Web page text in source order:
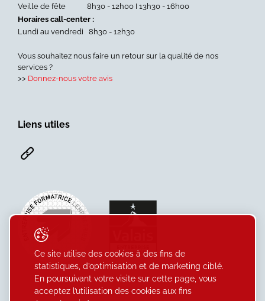
Veille de fête 8h30 - 12h00 I 13h30 - 16h00
Horaires call-center :
Lundi au vendredi 8h30 - 12h30
Vous souhaitez nous faire un retour sur la qualité de nos
services ?
>> Donnez-nous votre avis
Liens utiles
Ce site utilise des cookies à des fins de
statistiques, d’optimisation et de marketing ciblé.
En poursuivant votre visite sur cette page, vous
acceptez l’utilisation des cookies aux fins